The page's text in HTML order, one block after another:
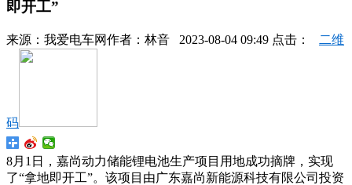
即开工”
来源： 我爱电车网作者： 林音 2023-08-04 09:49 点击： 二维
码
8月1日，嘉尚动力储能锂电池生产项目用地成功摘牌，实现
了“拿地即开工”。该项目由广东嘉尚新能源科技有限公司投资